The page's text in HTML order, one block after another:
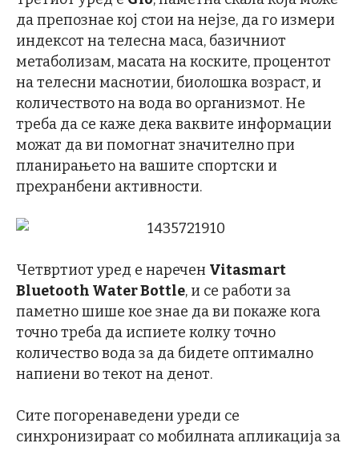
да препознае кој стои на нејзе, да го измери
индексот на телесна маса, базичниот
метаболизам, масата на коските, процентот
на телесни маснотии, биолошка возраст, и
количеството на вода во организмот. Не
треба да се каже дека ваквите информации
можат да ви помогнат значително при
планирањето на вашите спортски и
прехранбени активности.
Четвртиот уред е наречен Vitasmart
Bluetooth Water Bottle, и се работи за
паметно шише кое знае да ви покаже кога
точно треба да испиете колку точно
количество вода за да бидете оптимално
напиени во текот на денот.
Сите погоренаведени уреди се
синхронизираат со мобилната апликација за